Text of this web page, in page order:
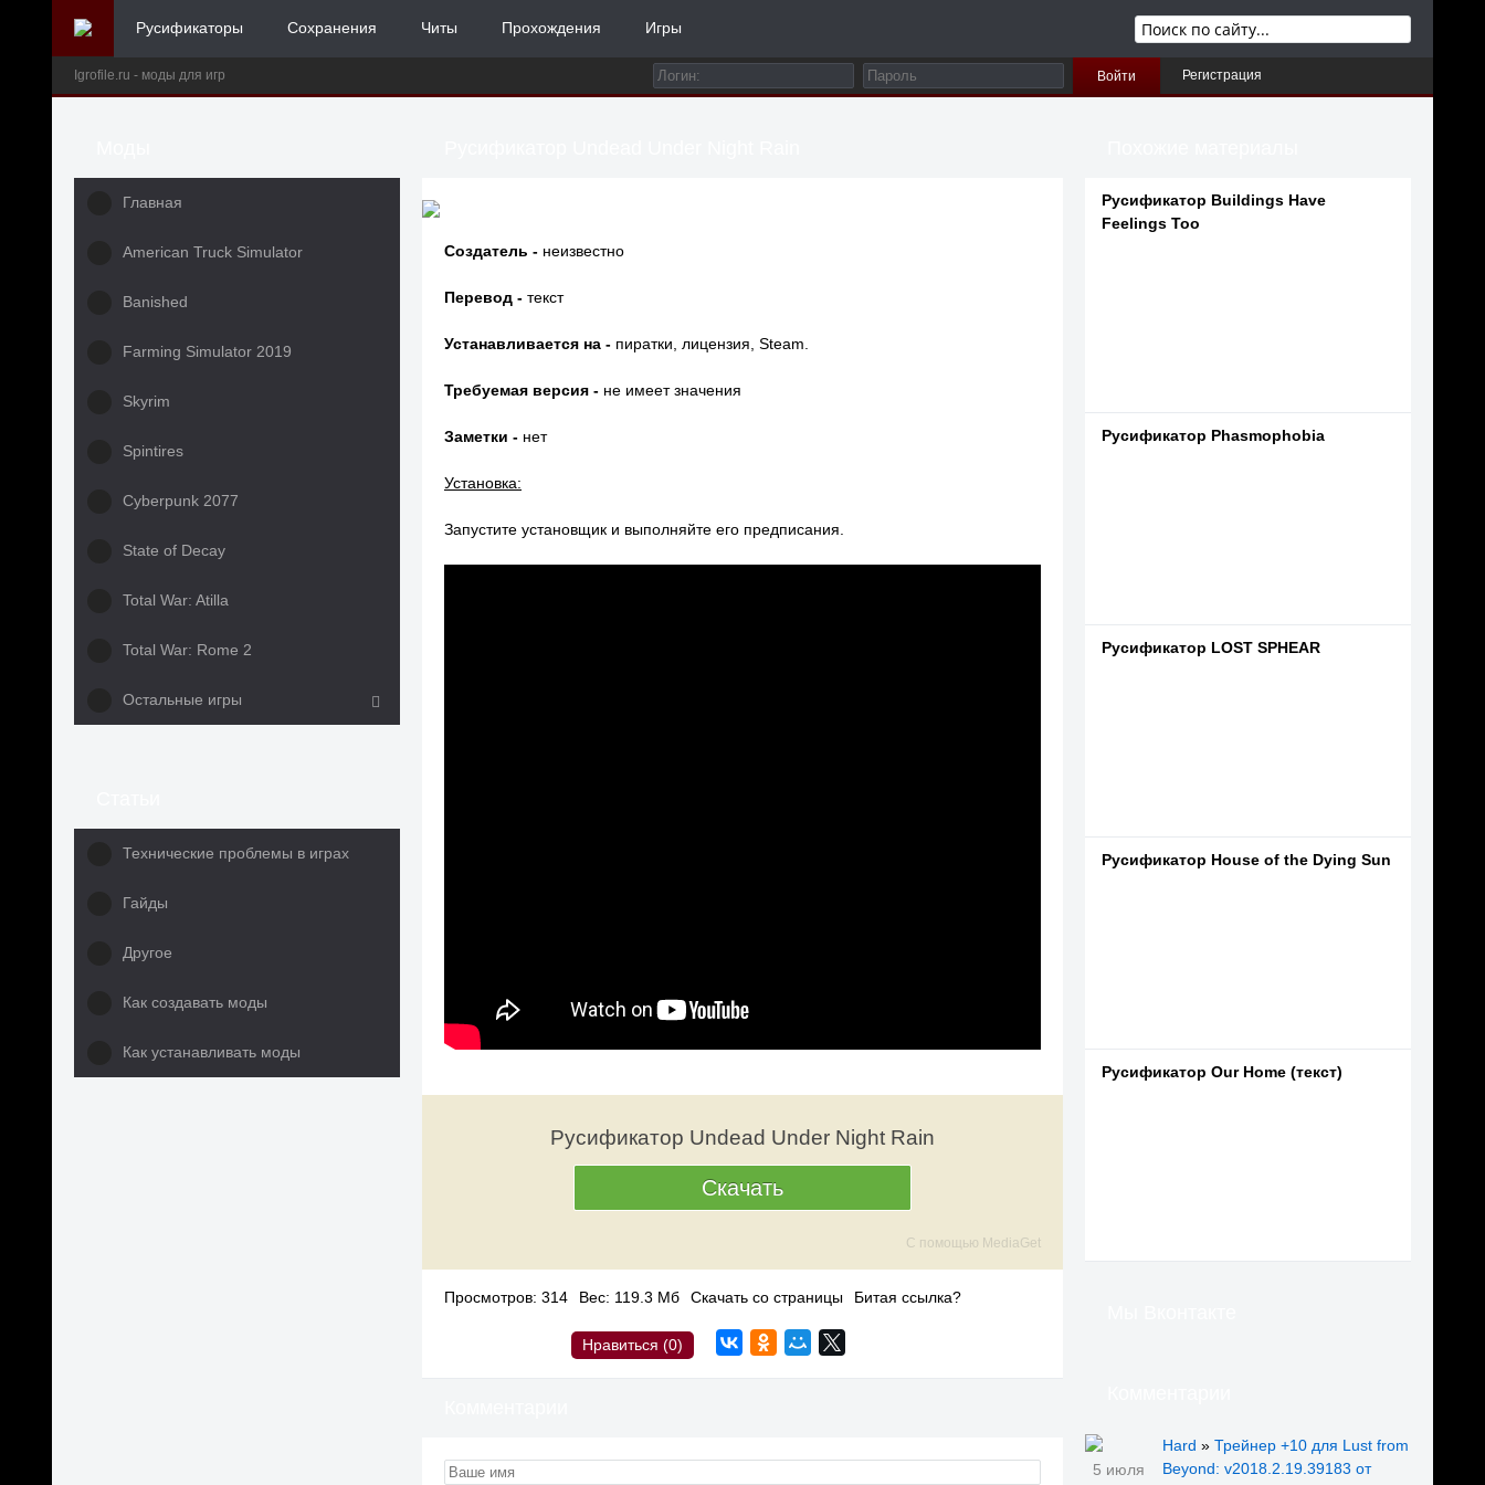
Русификаторы Сохранения Читы Прохождения Игры
Igrofile.ru - моды для игр Войти Регистрация
Главная
American Truck Simulator
Banished
Farming Simulator 2019
Skyrim
Spintires
Cyberpunk 2077
State of Decay
Total War: Atilla
Total War: Rome 2
Остальные игры
Технические проблемы в играх
Гайды
Другое
Как создавать моды
Как устанавливать моды
Создатель - неизвестно
Перевод - текст
Устанавливается на - пиратки, лицензия, Steam.
Требуемая версия - не имеет значения
Заметки - нет
Установка:
Запустите установщик и выполняйте его предписания.
Русификатор Undead Under Night Rain
Скачать
С помощью MediaGet
Просмотров: 314 Вес: 119.3 Мб Скачать со страницы Битая ссылка?
Нравиться (0)
Русификатор Buildings Have
Feelings Too
Русификатор Phasmophobia
Русификатор LOST SPHEAR
Русификатор House of the Dying Sun
Русификатор Our Home (текст)
5 июля
Hard » Трейнер +10 для Lust from
Beyond: v2018.2.19.39183 от